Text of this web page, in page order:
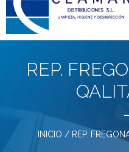
REP.
INICIO / REP.